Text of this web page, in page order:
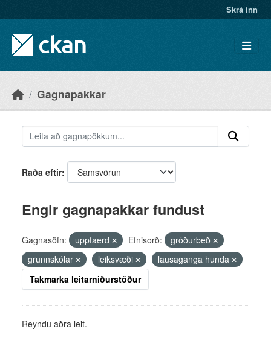
Skrá inn
Gagnapakkar
Raða eftir
Engir gagnapakkar fundust
Gagnasöfn: uppfaerd Efnisorð:
gróðurbeð
grunnskólar
leiksvæði
lausaganga hunda
Takmarka leitarniðurstöður
Reyndu aðra leit.